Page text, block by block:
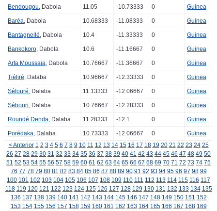
Bendougou, Dabola 11.05 -10.73333 0 Guinea
Baréa, Dabola 10.68333 -11.08333 0 Guinea
Bantagnellé, Dabola 10.4 -11.33333 0 Guinea
Bankokoro, Dabola 10.6 -11.16667 0 Guinea
Arfa Moussaïa, Dabola 10.76667 -11.36667 0 Guinea
Tiéliré, Dalaba 10.96667 -12.33333 0 Guinea
Séfouré, Dalaba 11.13333 -12.06667 0 Guinea
Sébouri, Dalaba 10.76667 -12.28333 0 Guinea
Roundé Denda, Dalaba 11.28333 -12.1 0 Guinea
Porédaka, Dalaba 10.73333 -12.06667 0
Guinea
< Anterior 1 2 3 4 5 6 7 8 9 10 11 12 13 14 15 16 17 18 19 20 21 22 23 24 25
26 27 28 29 30 31 32 33 34 35 36 37 38 39 40 41 42 43 44 45 46 47 48 49 50
51 52 53 54 55 56 57 58 59 60 61 62 63 64 65 66 67 68 69 70 71 72 73 74 75
76 77 78 79 80 81 82 83 84 85 86 87 88 89 90 91 92 93 94 95 96 97 98 99
100 101 102 103 104 105 106 107 108 109 110 111 112 113 114 115 116 117
118 119 120 121 122 123 124 125 126 127 128 129 130 131 132 133 134 135
136 137 138 139 140 141 142 143 144 145 146 147 148 149 150 151 152
153 154 155 156 157 158 159 160 161 162 163 164 165 166 167 168 169